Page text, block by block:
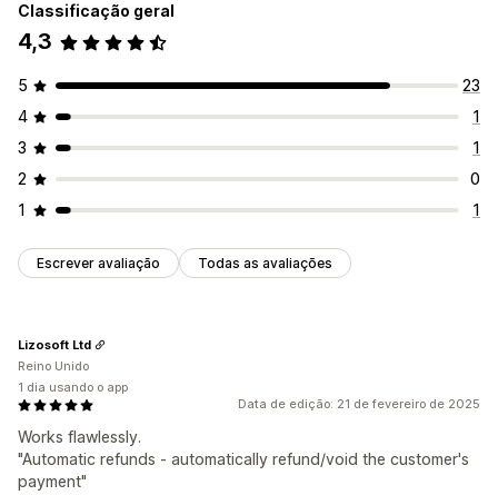
Classificação geral
4,3
5
23
4
1
3
1
2
0
1
1
Escrever avaliação Todas as avaliações
Data de edição: 21 de fevereiro de 2025
Works flawlessly.
"Automatic refunds - automatically refund/void the customer's
payment"
Lizosoft Ltd
Reino Unido
1 dia usando o app